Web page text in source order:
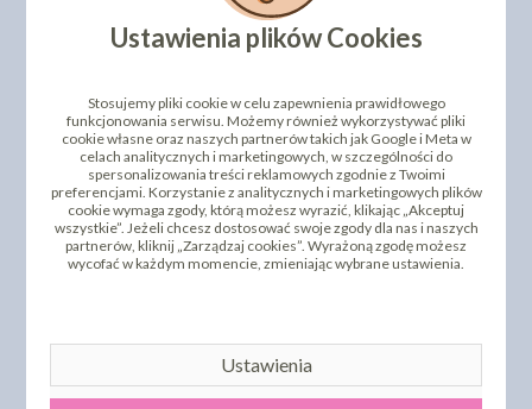
DODAJ SWOJĄ OPINIĘ
PRODUKTY PODOBNE
Ustawienia plików Cookies
Stosujemy pliki cookie w celu zapewnienia prawidłowego
funkcjonowania serwisu. Możemy również wykorzystywać pliki
cookie własne oraz naszych partnerów takich jak Google i Meta w
celach analitycznych i marketingowych, w szczególności do
spersonalizowania treści reklamowych zgodnie z Twoimi
preferencjami. Korzystanie z analitycznych i marketingowych plików
cookie wymaga zgody, którą możesz wyrazić, klikając „Akceptuj
wszystkie”. Jeżeli chcesz dostosować swoje zgody dla nas i naszych
partnerów, kliknij „Zarządzaj cookies”. Wyrażoną zgodę możesz
wycofać w każdym momencie, zmieniając wybrane ustawienia.
Ustawienia